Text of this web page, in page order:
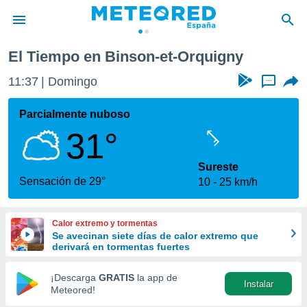
de
por
se
calidad.
a este
las
y
forma
digital
basada
El Tiempo en Binson-et-Orquigny
11:37 Domingo ...
Parcialmente nuboso
31°
Sensación de 29°
Sureste
10
25 km/h
Calor extremo y tormentas
Se avecinan siete días de calor extremo que
derivará en tormentas fuertes
¡Descarga GRATIS la app de
Meteored!
Instalar